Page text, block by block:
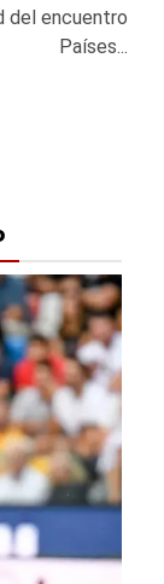
del encuentro
Países...